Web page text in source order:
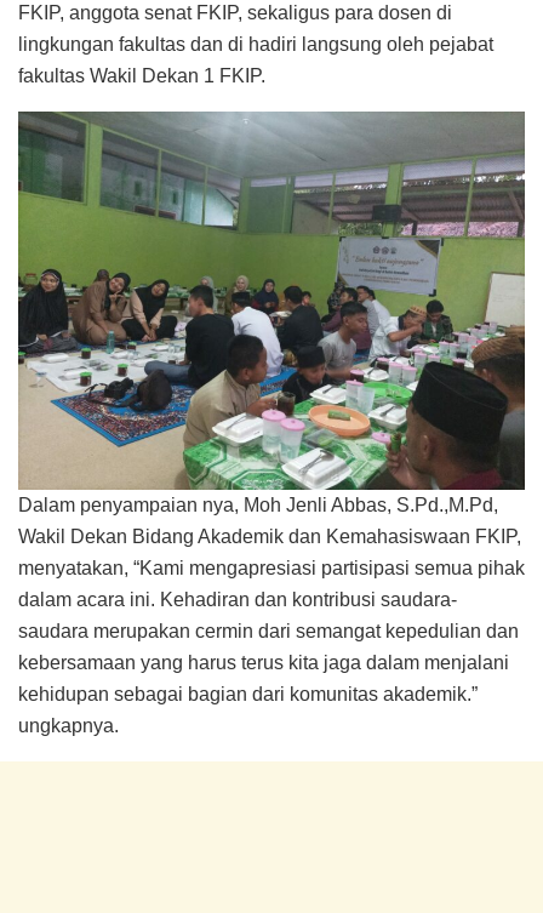
FKIP, anggota senat FKIP, sekaligus para dosen di
lingkungan fakultas dan di hadiri langsung oleh pejabat
fakultas Wakil Dekan 1 FKIP.
Dalam penyampaian nya, Moh Jenli Abbas, S.Pd.,M.Pd,
Wakil Dekan Bidang Akademik dan Kemahasiswaan FKIP,
menyatakan, “Kami mengapresiasi partisipasi semua pihak
dalam acara ini. Kehadiran dan kontribusi saudara-
saudara merupakan cermin dari semangat kepedulian dan
kebersamaan yang harus terus kita jaga dalam menjalani
kehidupan sebagai bagian dari komunitas akademik.”
ungkapnya.